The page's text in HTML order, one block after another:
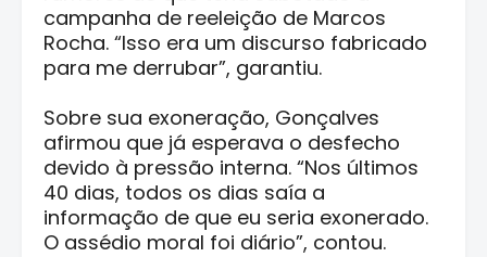
campanha de reeleição de Marcos
Rocha. “Isso era um discurso fabricado
para me derrubar”, garantiu.
Sobre sua exoneração, Gonçalves
afirmou que já esperava o desfecho
devido à pressão interna. “Nos últimos
40 dias, todos os dias saía a
informação de que eu seria exonerado.
O assédio moral foi diário”, contou.